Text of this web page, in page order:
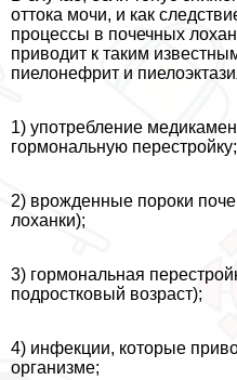
оттока мочи, и как
процессы в почечных
приводит к таким
пиелонефрит и
1) употрeбление
гормональную перестройку;
2) врожденные пороки
лоханки);
3) гормональная
подростковый возраст);
4) инфекции, которые
организме;